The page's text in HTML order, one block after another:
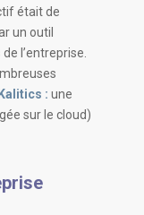
était de
un outil
l’entreprise.
Kalitics : une
sur le cloud)